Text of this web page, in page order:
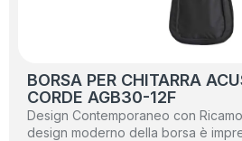
BORSA PER CHITARRA
CORDE AGB30-12F
Design Contemporaneo con
design moderno della borsa è